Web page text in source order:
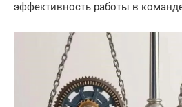
эффективность работы в